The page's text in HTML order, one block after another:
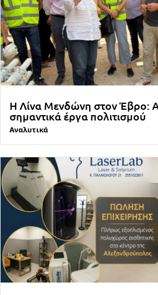
Η Λίνα Μενδώνη στον Έβρο:
σημαντικά έργα πολιτισμού
Αναλυτικά